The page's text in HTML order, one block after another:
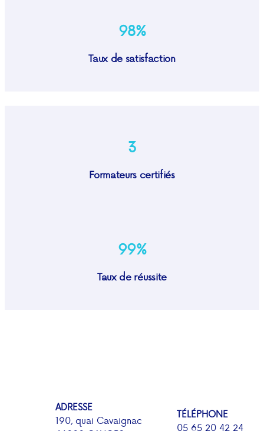
98%
Taux de satisfaction
3
Formateurs certifiés
99%
Taux de réussite
ADRESSE
190, quai Cavaignac
TÉLÉPHONE
05 65 20 42 24